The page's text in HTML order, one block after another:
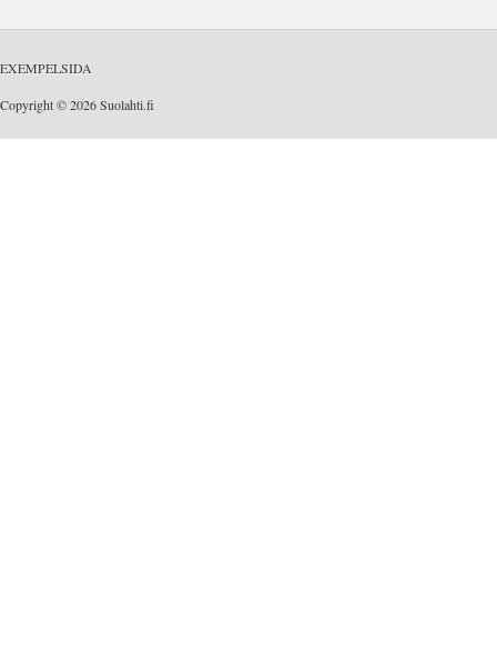
EXEMPELSIDA
Copyright © 2026 Suolahti.fi